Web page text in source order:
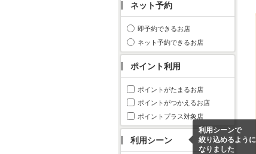
ネット予約
即予約できるお店
ネット予約できるお店
ポイント利用
ポイントがたまるお店
ポイントがつかえるお店
ポイントプラス対象店
利用シーン
利用シーンで
絞り込めるように
なりました